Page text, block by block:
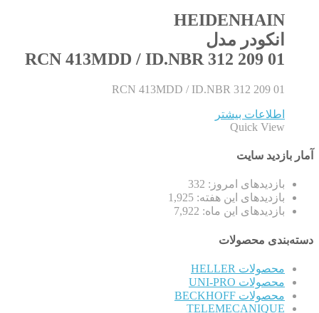
HEIDENHAIN
انکودر مدل
RCN 413MDD / ID.NBR 312 209 01
RCN 413MDD / ID.NBR 312 209 01
اطلاعات بیشتر
Quick View
آمار بازدید سایت
بازدیدهای امروز: 332
بازدیدهای این هفته: 1,925
بازدیدهای این ماه: 7,922
دسته‌بندی محصولات
محصولات HELLER
محصولات UNI-PRO
محصولات BECKHOFF
TELEMECANIQUE